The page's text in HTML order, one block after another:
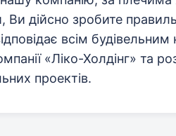
Ви дійсно зробите
всім
«Ліко-Холдінг» та
проектів.